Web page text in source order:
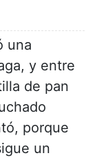
una
y entre
de pan
porque
un